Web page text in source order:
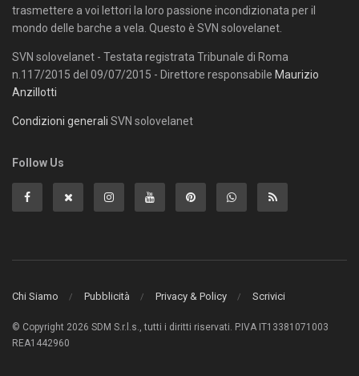
trasmettere a voi lettori la loro passione incondizionata per il
mondo delle barche a vela. Questo è SVN solovelanet.
SVN solovelanet - Testata registrata Tribunale di Roma
n.117/2015 del 09/07/2015 - Direttore responsabile Maurizio
Anzillotti
Condizioni generali SVN solovelanet
Follow Us
Chi Siamo Pubblicità Privacy & Policy Scrivici
© Copyright 2026 SDM S.r.l.s., tutti i diritti riservati. P.IVA IT13381071003
REA1442960